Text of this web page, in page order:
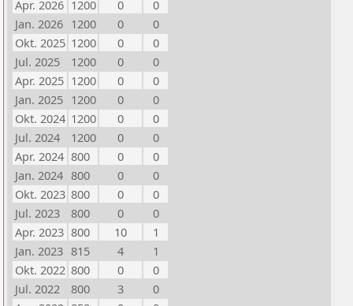
Apr. 2026 1200 0
0
Jan. 2026 1200 0
0
Okt. 2025 1200 0
0
Jul. 2025
1200 0
0
Apr. 2025 1200 0
0
Jan. 2025 1200 0
0
Okt. 2024 1200 0
0
Jul. 2024
1200 0
0
Apr. 2024 800 0
0
Jan. 2024 800 0
0
Okt. 2023 800 0
0
Jul. 2023
800 0
0
Apr. 2023 800 10
1
Jan. 2023 815 4
1
Okt. 2022 800 0
0
Jul. 2022
800 3
0